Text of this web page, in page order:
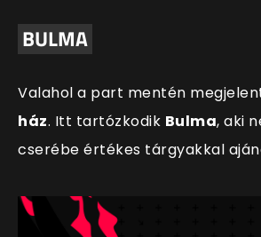
BULMA
Valahol a part mentén
ház. Itt tartózkodik Bulma, aki
cserébe értékes tárgyakkal